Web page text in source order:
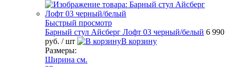
Быстрый просмотр
Барный стул Айсберг Лофт 03 черный/белый 6 990
руб. / шт
В корзину
Размеры:
Ширина см.